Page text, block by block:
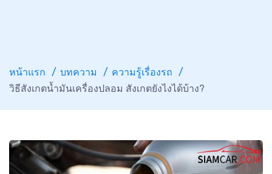
หน้าแรก บทความ
ความรู้เรื่องรถ
วิธีสังเกตน้ำมันเครื่องปลอม สังเกตยังไงได้บ้าง?